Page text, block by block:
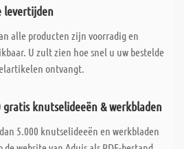
levertijden
alle producten zijn voorradig en
U zult zien hoe snel u uw bestelde
ontvangt.
gratis knutselideeën & werkbladen
5.000 knutselideeën en werkbladen